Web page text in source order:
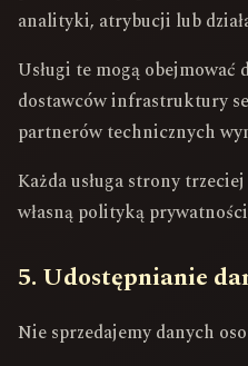
analityki, atrybucji lub
Usługi te mogą
dostawców infrastruktury
partnerów technicznych
Każda usługa strony
własną polityką
5. Udostępnianie
Nie sprzedajemy danych